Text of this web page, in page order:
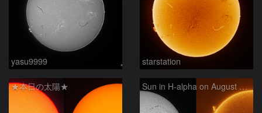
yasu9999 starstation
★本日の太陽★ Sun in H-alpha on August 6, 2026